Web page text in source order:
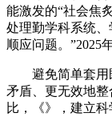
能激发的“社会焦
处理勤学科系统
顺应问题。”2025
避免简单套用
矛盾、更无效地
比，《》，建立